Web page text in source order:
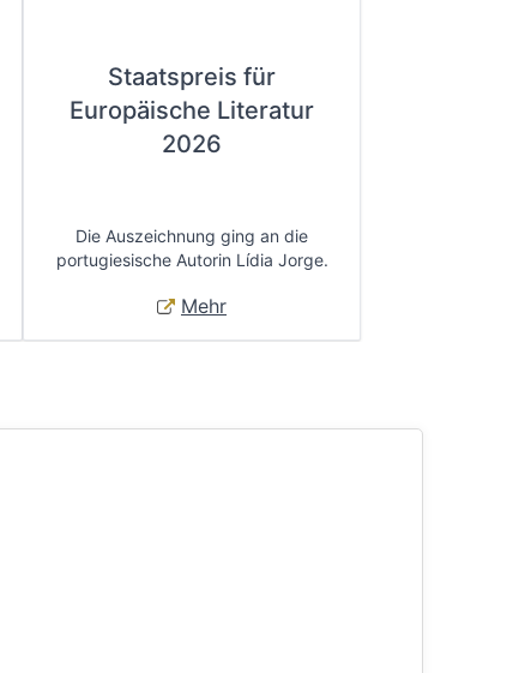
Staatspreis für
Europäische Literatur
2026
Die Auszeichnung ging an die
portugiesische Autorin Lídia Jorge.
Mehr